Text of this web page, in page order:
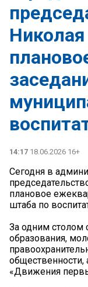
14:17 18.06.2026 16+
Сегодня в
плановое
штаба по
За одним столом
образования,
общественности,
«Движения